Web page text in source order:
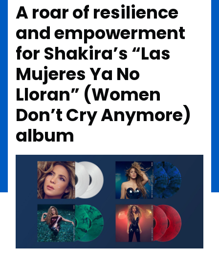
A roar of resilience
and empowerment
for Shakira’s “Las
Mujeres Ya No
Lloran” (Women
Don’t Cry Anymore)
album